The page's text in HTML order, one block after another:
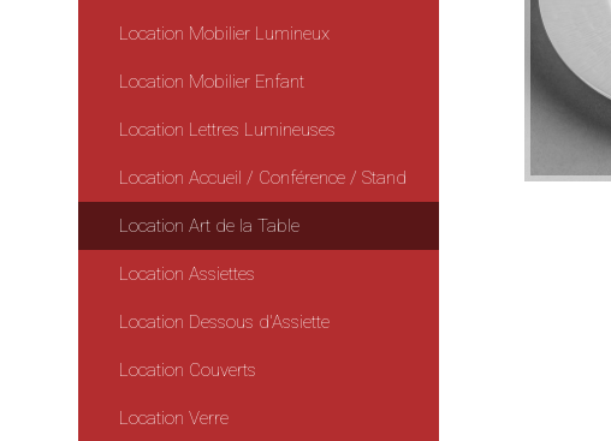
Location Mobilier Lumineux
Location Mobilier Enfant
Location Lettres Lumineuses
Location Accueil / Conférence / Stand
Location Art de la Table
Location Assiettes
Location Dessous d'Assiette
Location Couverts
Location Verre